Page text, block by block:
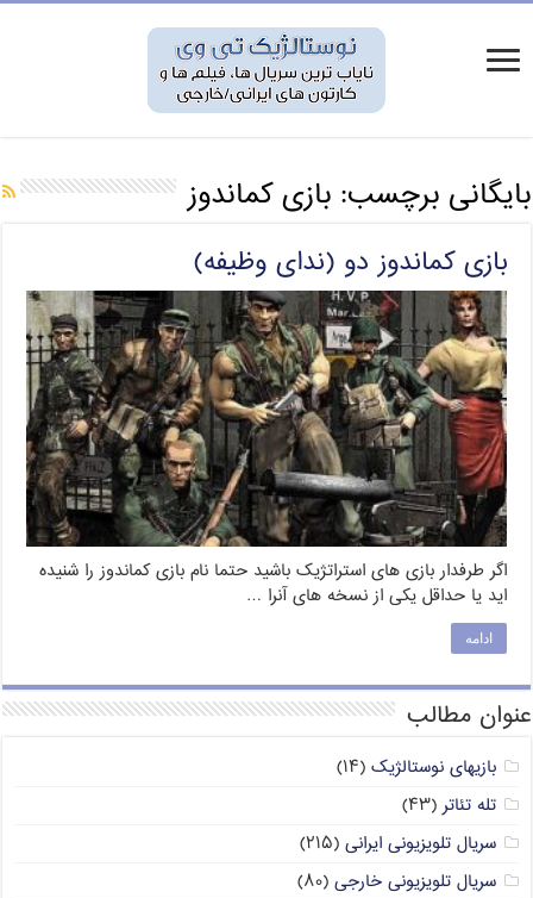
بایگانی برچسب:بازی کماندوز
بازی کماندوز دو (ندای وظیفه)
اگر طرفدار بازی های استراتژیک باشید حتما نام بازی کماندوز را شنیده
اید یا حداقل یکی از نسخه های آنرا …
ادامه
عنوان مطالب
بازیهای نوستالژیک (۱۴)
تله تئاتر (۴۳)
سریال تلویزیونی ایرانی (۲۱۵)
سریال تلویزیونی خارجی (۸۰)